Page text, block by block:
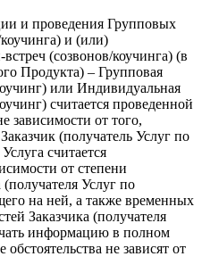
и проведения Групповых
и (или)
(созвонов/коучинга) (в
Продукта) – Групповая
или Индивидуальная
считается проведенной
зависимости от того,
(получатель Услуг по
считается
от степени
Услуг по
на ней, а также временных
Заказчика (получателя
информацию в полном
не зависят от